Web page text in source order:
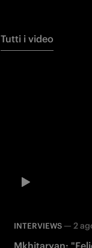
Tutti i video
INTERVIEWS— 2